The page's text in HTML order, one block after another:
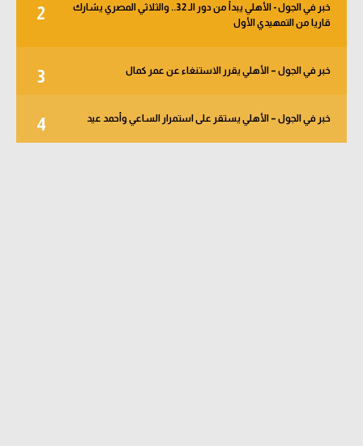
2
خبر في الجول - الأهلي يبدأ من دور الـ 32.. والثلاثي المصري يشارك
قاريا من التمهيدي الأول
3 خبر في الجول – الأهلي يقرر الاستنغاء عن عمر كمال
4 خبر في الجول – الأهلي يستقر على استمرار الساعي وأحمد عيد